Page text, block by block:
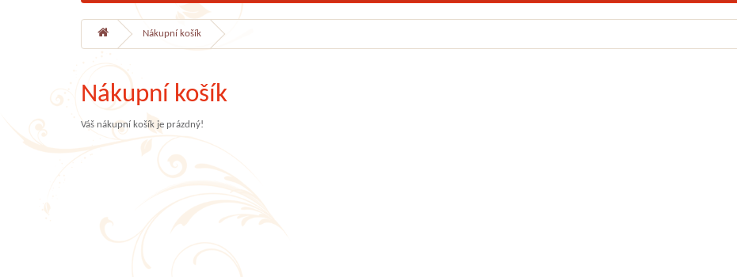
Nákupní košík
Nákupní košík
Váš nákupní košík je prázdný!